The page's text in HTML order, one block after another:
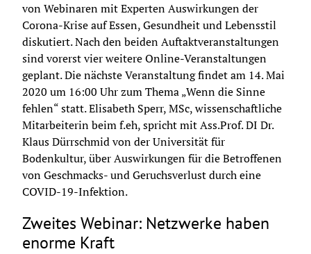
von Webinaren mit Experten Auswirkungen der
Corona-Krise auf Essen, Gesundheit und Lebensstil
diskutiert. Nach den beiden Auftaktveranstaltungen
sind vorerst vier weitere Online-Veranstaltungen
geplant. Die nächste Veranstaltung findet am 14. Mai
2020 um 16:00 Uhr zum Thema „Wenn die Sinne
fehlen“ statt. Elisabeth Sperr, MSc, wissenschaftliche
Mitarbeiterin beim f.eh, spricht mit Ass.Prof. DI Dr.
Klaus Dürrschmid von der Universität für
Bodenkultur, über Auswirkungen für die Betroffenen
von Geschmacks- und Geruchsverlust durch eine
COVID-19-Infektion.
Zweites Webinar: Netzwerke haben
enorme Kraft